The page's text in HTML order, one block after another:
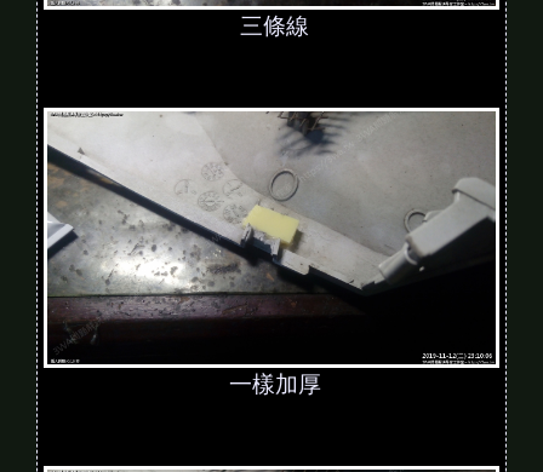
三條線
一樣加厚